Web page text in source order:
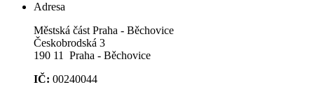
Adresa
Městská část Praha - Běchovice
Českobrodská 3
190 11 Praha - Běchovice
IČ: 00240044